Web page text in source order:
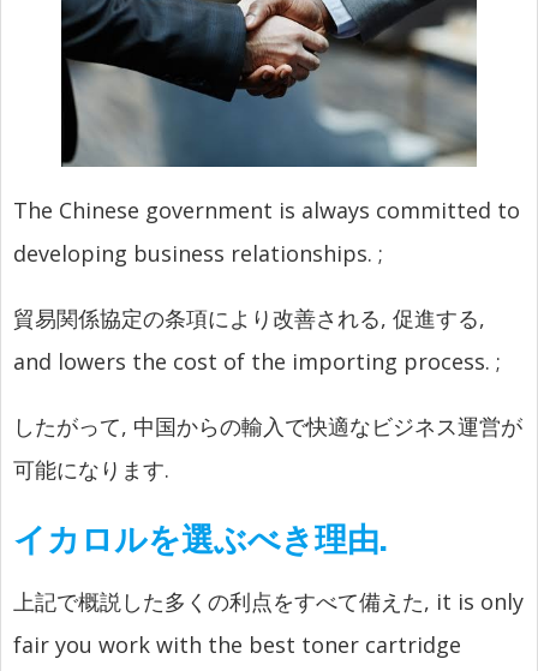
The Chinese government is always committed to
developing business relationships. ;
貿易関係協定の条項により改善される, 促進する,
and lowers the cost of the importing process. ;
したがって, 中国からの輸入で快適なビジネス運営が
可能になります.
イカロルを選ぶべき理由.
上記で概説した多くの利点をすべて備えた, it is only
fair you work with the best toner cartridge